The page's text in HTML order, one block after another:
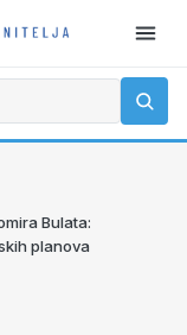
Bulata:
planova